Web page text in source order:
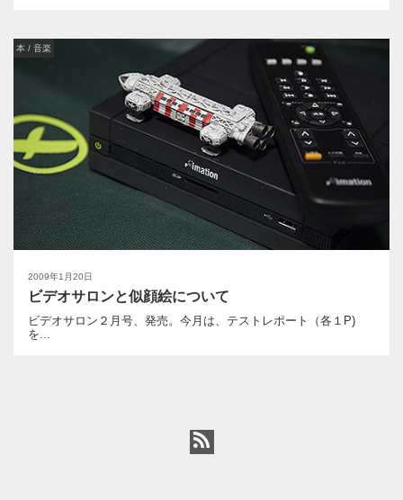
2009年1月20日
本 / 音楽
ビデオサロンと似顔絵について
ビデオサロン２月号、発売。今月は、テストレポート（各１P)
を...